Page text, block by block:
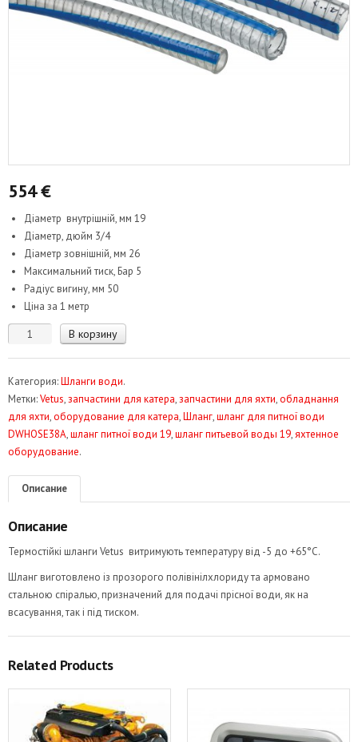
554€
Діаметр внутрішній, мм 19
Діаметр, дюйм 3/4
Діаметр зовнішній, мм 26
Максимальний тиск, Бар 5
Радіус вигину, мм 50
Ціна за 1 метр
Количество
питної
води
19
Vetus
DWHOSE19A
В корзину
Категория:Шланги води.
Метки:Vetus,запчастини для катера,запчастини для яхти,обладнання
для яхти,оборудование для катера,Шланг,шланг для питної води
DWHOSE38A,шланг питної води 19,шланг питьевой воды 19,яхтенное
оборудование.
Описание
Описание
Термостійкі шланги Vetus витримують температуру від -5 до +65°C.
Шланг виготовлено із прозорого полівінілхлориду та армовано
стальною спіралью, призначений для подачі прісної води, як на
всасування, так і під тиском.
Related Products